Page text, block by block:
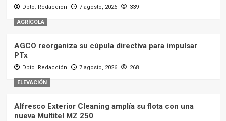
Dpto. Redacción 7 agosto, 2026 339
AGRÍCOLA
AGCO reorganiza su cúpula directiva para impulsar
PTx
Dpto. Redacción 7 agosto, 2026 268
ELEVACIÓN
Alfresco Exterior Cleaning amplía su flota con una
nueva Multitel MZ 250